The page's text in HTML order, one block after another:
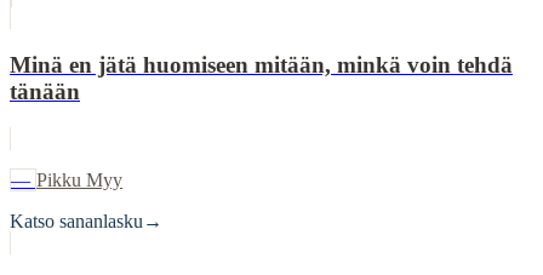
Minä en jätä huomiseen mitään, minkä voin tehdä
tänään
— Pikku Myy
Katso sananlasku →